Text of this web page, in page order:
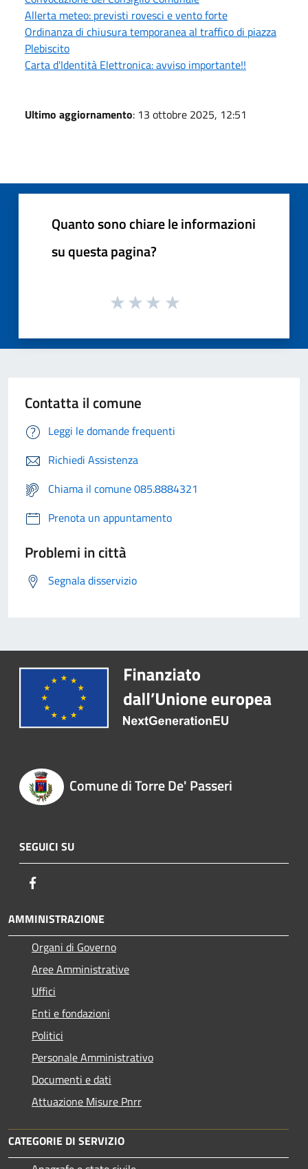
Allerta meteo: previsti rovesci e vento forte
Ordinanza di chiusura temporanea al traffico di piazza
Plebiscito
Carta d'Identità Elettronica: avviso importante!!
Ultimo aggiornamento: 13 ottobre 2025, 12:51
Quanto sono chiare le informazioni
su questa pagina?
Contatta il comune
Leggi le domande frequenti
Richiedi Assistenza
Chiama il comune 085.8884321
Prenota un appuntamento
Problemi in città
Segnala disservizio
Comune di Torre De' Passeri
SEGUICI SU
AMMINISTRAZIONE
Organi di Governo
Aree Amministrative
Uffici
Enti e fondazioni
Politici
Personale Amministrativo
Documenti e dati
Attuazione Misure Pnrr
CATEGORIE DI SERVIZIO